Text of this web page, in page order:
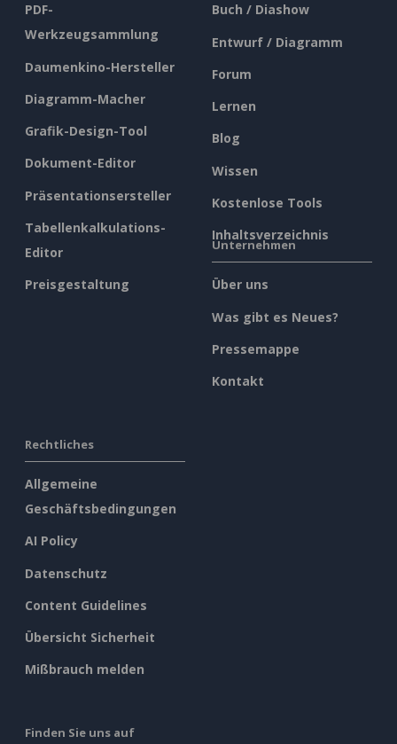
PDF-
Werkzeugsammlung
Daumenkino-Hersteller
Diagramm-Macher
Grafik-Design-Tool
Dokument-Editor
Präsentationsersteller
Tabellenkalkulations-
Editor
Preisgestaltung
Buch / Diashow
Entwurf / Diagramm
Forum
Lernen
Blog
Wissen
Kostenlose Tools
Inhaltsverzeichnis
Unternehmen
Über uns
Was gibt es Neues?
Pressemappe
Kontakt
Rechtliches
Allgemeine
Geschäftsbedingungen
AI Policy
Datenschutz
Content Guidelines
Übersicht Sicherheit
Mißbrauch melden
Finden Sie uns auf